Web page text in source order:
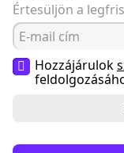
Értesüljön a
Hozzájárulok